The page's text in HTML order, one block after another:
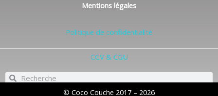
Mentions légales
Politique de confidentialité
CGV & CGU
Rechercher
Rechercher
© Coco Couche 2017 – 2026